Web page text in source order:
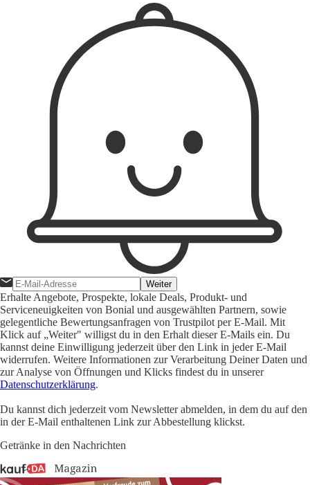
Weiter
Erhalte Angebote, Prospekte, lokale Deals, Produkt- und
Serviceneuigkeiten von Bonial und ausgewählten Partnern, sowie
gelegentliche Bewertungsanfragen von Trustpilot per E-Mail. Mit
Klick auf „Weiter" willigst du in den Erhalt dieser E-Mails ein. Du
kannst deine Einwilligung jederzeit über den Link in jeder E-Mail
widerrufen. Weitere Informationen zur Verarbeitung Deiner Daten und
zur Analyse von Öffnungen und Klicks findest du in unserer
Datenschutzerklärung.
Du kannst dich jederzeit vom Newsletter abmelden, in dem du auf den
in der E-Mail enthaltenen Link zur Abbestellung klickst.
Getränke in den Nachrichten